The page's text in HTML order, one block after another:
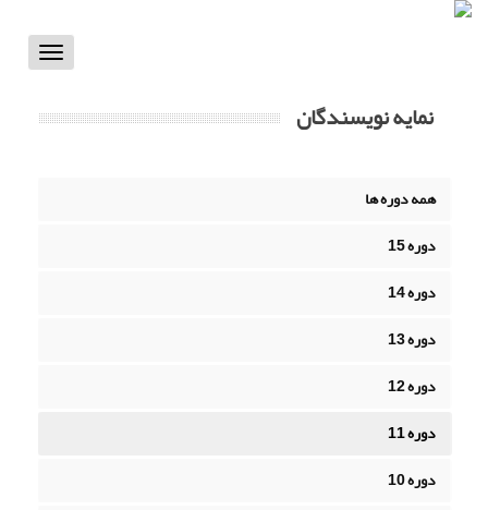
Toggle
نمایه نویسندگان
همه دوره ها
دوره 15
دوره 14
دوره 13
دوره 12
دوره 11
دوره 10